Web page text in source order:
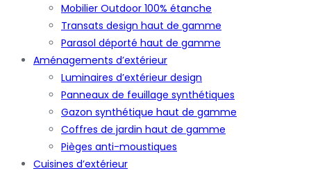
Mobilier Outdoor 100% étanche
Transats design haut de gamme
Parasol déporté haut de gamme
Aménagements d’extérieur
Luminaires d’extérieur design
Panneaux de feuillage synthétiques
Gazon synthétique haut de gamme
Coffres de jardin haut de gamme
Pièges anti-moustiques
Cuisines d’extérieur